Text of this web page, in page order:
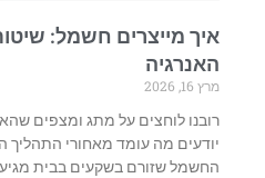
איך מייצרים חשמל:
האנרגיה
מרץ 16, 2026
רובנו לוחצים על מתג ומצפים
יודעים מה עומד מאחורי התהליך
החשמל שזורם בשקעים בבית מגיע